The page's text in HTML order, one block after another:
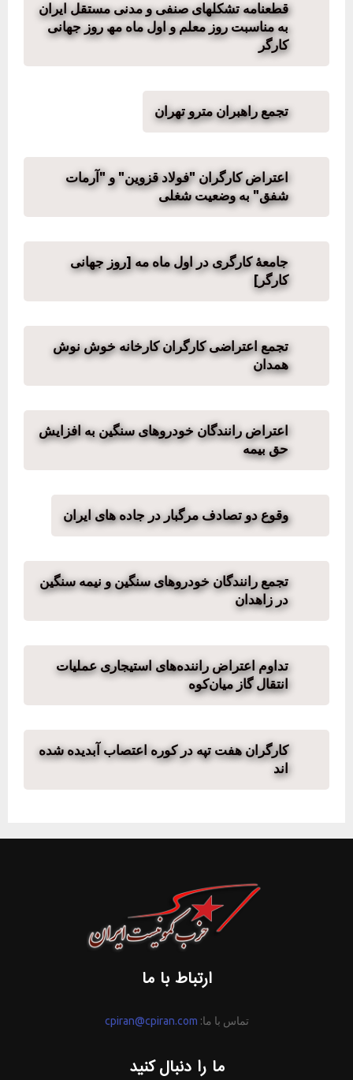
قطعنامه تشکلھای صنفی و مدنی مستقل ایران
به مناسبت روز معلم و اول ماه مھ روز جھانی
کارگر
تجمع راهبران مترو تهران
اعتراض کارگران "فولاد قزوین" و "آرمات
شفق" به وضعیت شغلی
جامعهٔ کارگری در اول ماه مه [روز جهانی
کارگر]
تجمع اعتراضی کارگران کارخانه خوش نوش
همدان
اعتراض رانندگان خودروهای سنگین به افزایش
حق بیمه
وقوع دو تصادف مرگبار در جاده های ایران
تجمع رانندگان خودروهای سنگین و نیمه سنگین
در زاهدان
تداوم اعتراض راننده‌های استیجاری عملیات
انتقال گاز میان‌کوه
کارگران هفت تپه در کوره اعتصاب آبدیده شده
اند
ارتباط با ما
تماس با ما: cpiran@cpiran.com
ما را دنبال کنید